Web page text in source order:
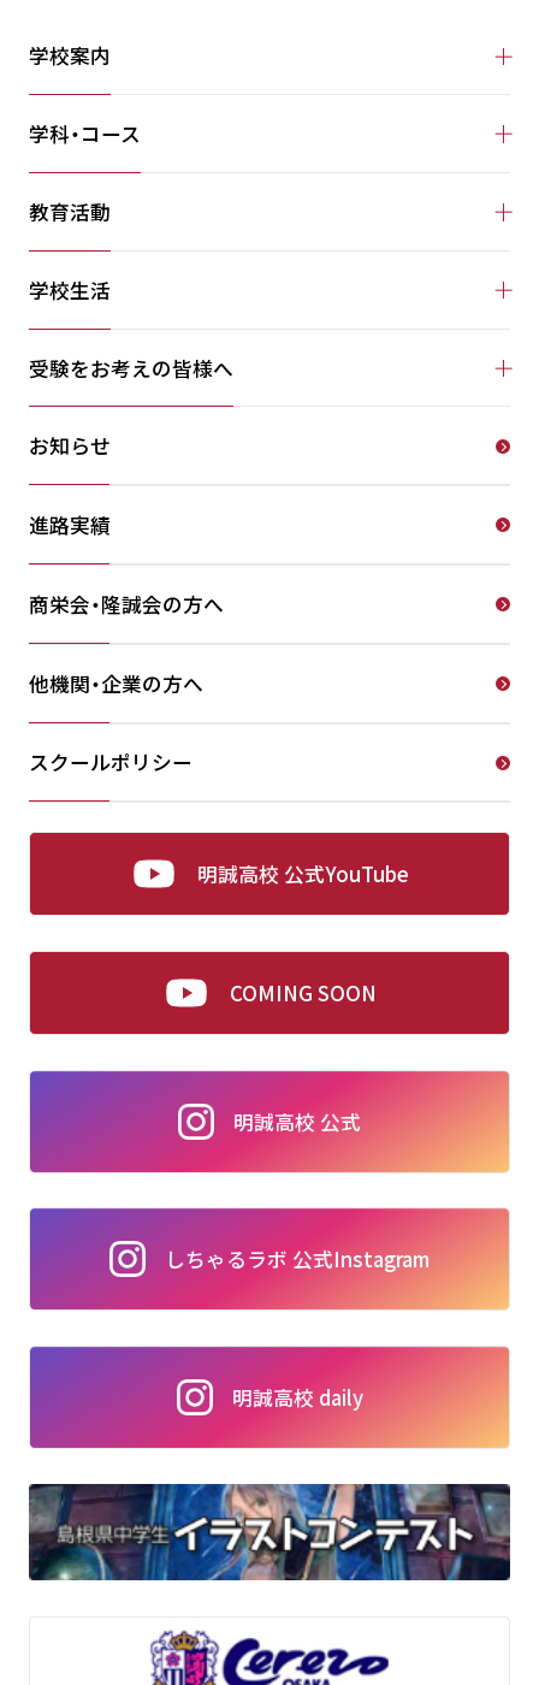
学校案内
学科・コース
教育活動
学校生活
受験をお考えの皆様へ
お知らせ
進路実績
商栄会・隆誠会の方へ
他機関・企業の方へ
スクールポリシー
明誠高校 公式YouTube
COMING SOON
明誠高校 公式
しちゃるラボ 公式Instagram
明誠高校 daily